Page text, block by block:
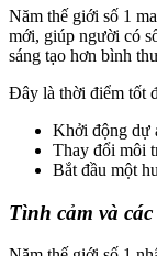
Năm thế giới số 1
mới, giúp người có
sáng tạo hơn bình
Đây là thời điểm tốt
Khởi động dự
Thay đổi môi
Bắt đầu một
Tình cảm và